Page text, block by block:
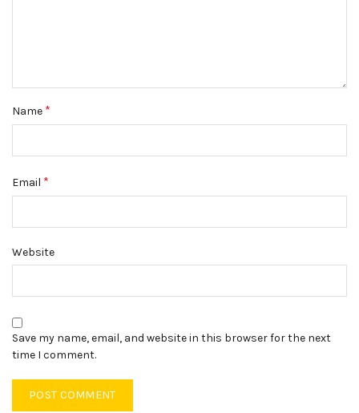
Name *
Email *
Website
Save my name, email, and website in this browser for the next
time I comment.